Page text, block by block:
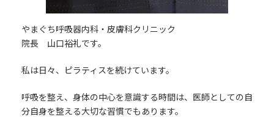
やまぐち呼吸器内科・皮膚科クリニック
院長 山口裕礼です。
私は日々、ピラティスを続けています。
呼吸を整え、身体の中心を意識する時間は、医師としての自
分自身を整える大切な習慣でもあります。